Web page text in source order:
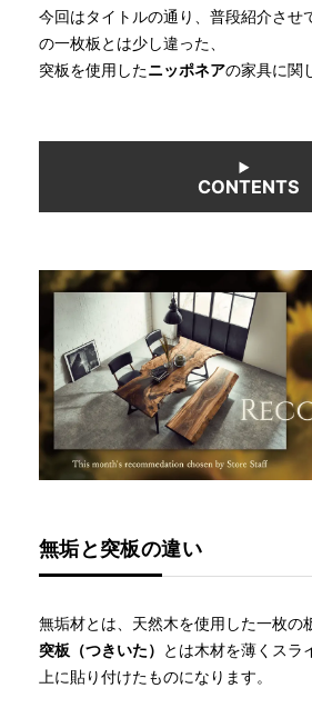
新入荷情報
よくあるご質問
お問い合わせ
今回はタイトルの通り、普段紹介させ
の一枚板とは少し違った、
突板を使用したニッポネアの家具に関
CONTENTS
無垢と突板の違い
無垢材とは、天然木を使用した一枚の
突板（つきいた）
とは木材を薄くスラ
上に貼り付けたものになります。